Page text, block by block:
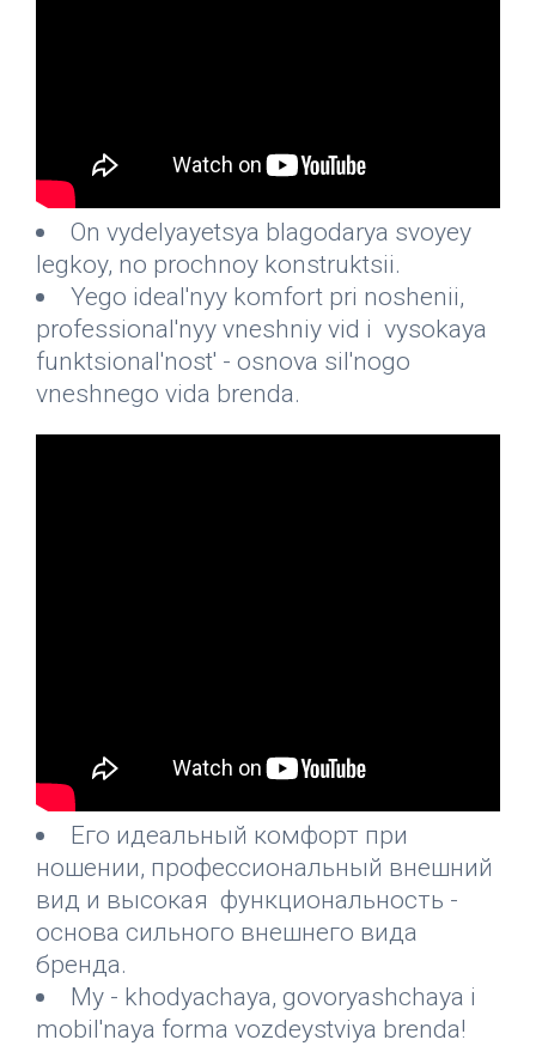
On vydelyayetsya blagodarya svoyey
legkoy, no prochnoy konstruktsii.
Yego ideal'nyy komfort pri noshenii,
professional'nyy vneshniy vid i vysokaya
funktsional'nost' - osnova sil'nogo
vneshnego vida brenda.
Его идеальный комфорт при
ношении, профессиональный внешний
вид и высокая функциональность -
основа сильного внешнего вида
бренда.
My - khodyachaya, govoryashchaya i
mobil'naya forma vozdeystviya brenda!